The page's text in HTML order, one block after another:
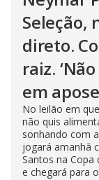
Seleção,
direto.
raiz.
em
No leilão em
não quis
sonhando com
jogará amanhã
Santos na Copa
e chegará para